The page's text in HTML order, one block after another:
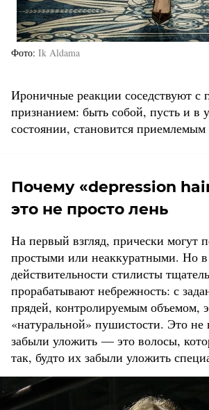
Фото Ik Aldama
Ироничные реакции соседствуют с
признанием: быть собой, пусть и в
состоянии, становится
Почему «depression
это не просто лень
На первый взгляд, прически могут
простыми или неаккуратными. Но в
действительности стилисты
прорабатывают небрежность: с
прядей, контролируемым объемом,
«натуральной» пушистости. Это не
забыли уложить — это волосы,
так, будто их забыли уложить